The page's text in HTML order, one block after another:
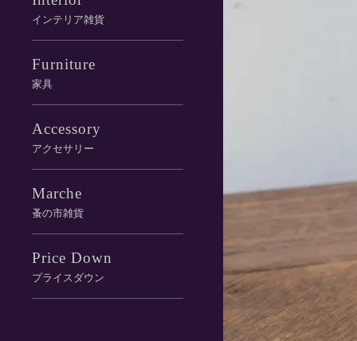
インテリア雑貨
Furniture
家具
Accessory
アクセサリー
Marche
蚤の市雑貨
Price Down
プライスダウン